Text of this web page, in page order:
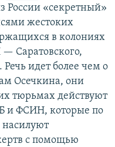
России «секретный»
жестоких
в колониях
Саратовского,
идет более чем о
Осечкина, они
тюрьмах действуют
и ФСИН, которые по
с помощью